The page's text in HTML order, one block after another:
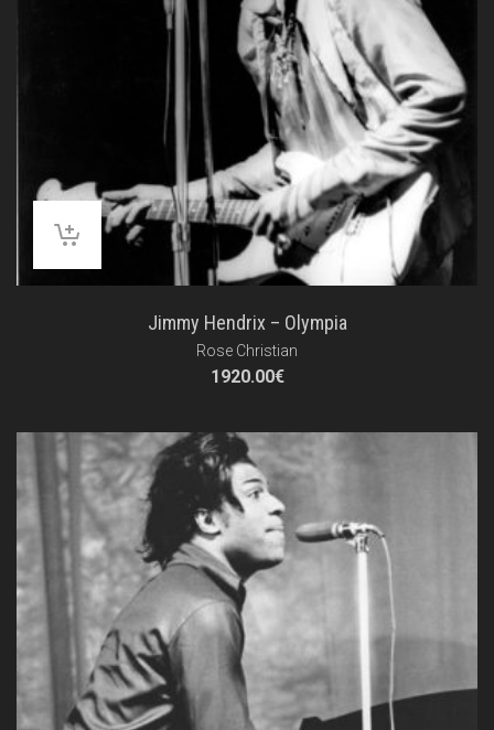
Jimmy Hendrix – Olympia
Rose Christian
1920.00€